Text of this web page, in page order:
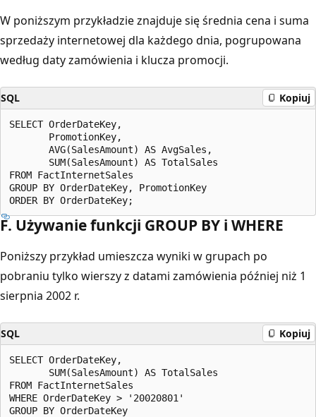
W poniższym przykładzie znajduje się średnia cena i suma
sprzedaży internetowej dla każdego dnia, pogrupowana
według daty zamówienia i klucza promocji.
SQL Kopiuj
SELECT OrderDateKey,
       PromotionKey,
       AVG(SalesAmount) AS AvgSales,
       SUM(SalesAmount) AS TotalSales
FROM FactInternetSales
GROUP BY OrderDateKey, PromotionKey
F. Używanie funkcji GROUP BY i WHERE
Poniższy przykład umieszcza wyniki w grupach po
pobraniu tylko wierszy z datami zamówienia później niż 1
sierpnia 2002 r.
SQL Kopiuj
SELECT OrderDateKey,
       SUM(SalesAmount) AS TotalSales
FROM FactInternetSales
WHERE OrderDateKey > '20020801'
GROUP BY OrderDateKey